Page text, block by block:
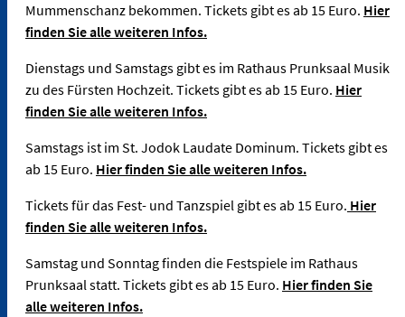
Mummenschanz bekommen. Tickets gibt es ab 15 Euro. Hier
finden Sie alle weiteren Infos.
Dienstags und Samstags gibt es im Rathaus Prunksaal Musik
zu des Fürsten Hochzeit. Tickets gibt es ab 15 Euro. Hier
finden Sie alle weiteren Infos.
Samstags ist im St. Jodok Laudate Dominum. Tickets gibt es
ab 15 Euro. Hier finden Sie alle weiteren Infos.
Tickets für das Fest- und Tanzspiel gibt es ab 15 Euro. Hier
finden Sie alle weiteren Infos.
Samstag und Sonntag finden die Festspiele im Rathaus
Prunksaal statt. Tickets gibt es ab 15 Euro. Hier finden Sie
alle weiteren Infos.